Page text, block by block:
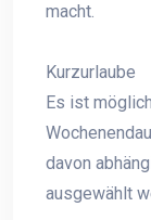
macht.
Kurzurlaube
Es ist
davon
ausgewählt